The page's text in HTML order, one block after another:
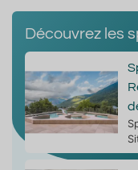
Découvrez les